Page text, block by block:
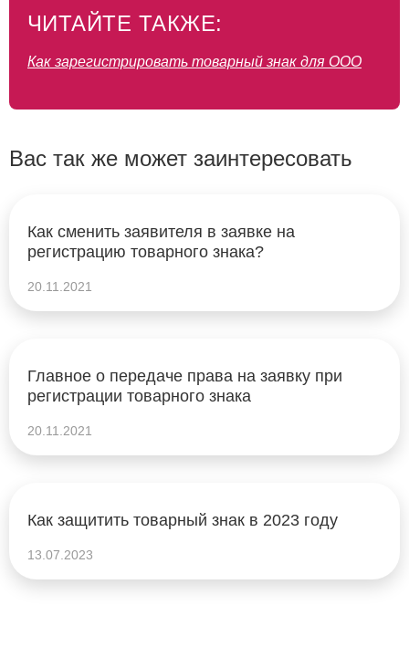
ЧИТАЙТЕ ТАКЖЕ:
Как зарегистрировать товарный знак для ООО
Вас так же может заинтересовать
Как сменить заявителя в заявке на
регистрацию товарного знака?
20.11.2021
Главное о передаче права на заявку при
регистрации товарного знака
20.11.2021
Как защитить товарный знак в 2023 году
13.07.2023